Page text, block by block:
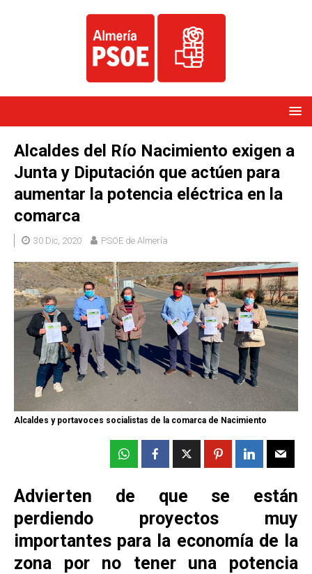
Alcaldes del Río Nacimiento exigen a
Junta y Diputación que actúen para
aumentar la potencia eléctrica en la
comarca
30 Dic, 2020 PSOE de Almería
Alcaldes y portavoces socialistas de la comarca de Nacimiento
Advierten de que se están
perdiendo proyectos muy
importantes para la economía de la
zona por no tener una potencia